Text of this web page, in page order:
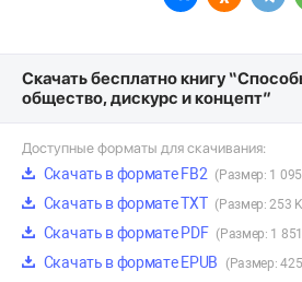
Скачать бесплатно книгу
общество, дискурс и концепт”
Доступные форматы для скачивания:
Скачать в формате FB2 (Размер: 1
Скачать в формате TXT (Размер: 253
Скачать в формате PDF (Размер: 1
Скачать в формате EPUB (Размер: